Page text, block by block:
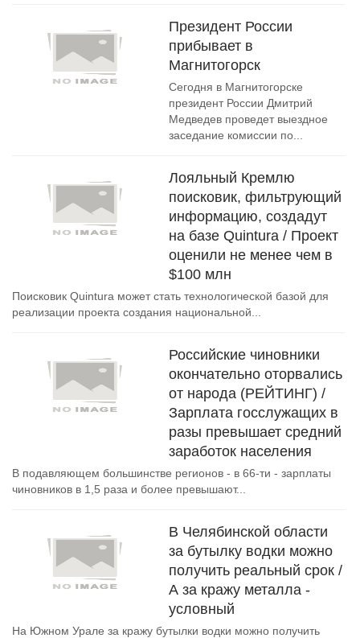
Президент России
прибывает в
Магнитогорск
Сегодня в Магнитогорске
президент России Дмитрий
Медведев проведет выездное
заседание комиссии по...
Лояльный Кремлю
поисковик, фильтрующий
информацию, создадут
на базе Quintura / Проект
оценили не менее чем в
$100 млн
Поисковик Quintura может стать технологической базой для
реализации проекта создания национальной...
Российские чиновники
окончательно оторвались
от народа (РЕЙТИНГ) /
Зарплата госслужащих в
разы превышает средний
заработок населения
В подавляющем большинстве регионов - в 66-ти - зарплаты
чиновников в 1,5 раза и более превышают...
В Челябинской области
за бутылку водки можно
получить реальный срок /
А за кражу металла -
условный
На Южном Урале за кражу бутылки водки можно получить